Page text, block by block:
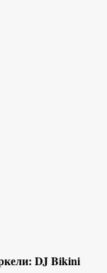
DJ Bikini